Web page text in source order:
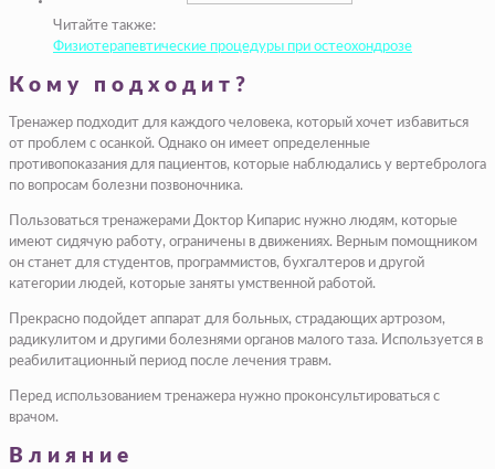
Читайте также:
Физиотерапевтические процедуры при остеохондрозе
Кому подходит?
Тренажер подходит для каждого человека, который хочет избавиться
от проблем с осанкой. Однако он имеет определенные
противопоказания для пациентов, которые наблюдались у вертебролога
по вопросам болезни позвоночника.
Пользоваться тренажерами Доктор Кипарис нужно людям, которые
имеют сидячую работу, ограничены в движениях. Верным помощником
он станет для студентов, программистов, бухгалтеров и другой
категории людей, которые заняты умственной работой.
Прекрасно подойдет аппарат для больных, страдающих артрозом,
радикулитом и другими болезнями органов малого таза. Используется в
реабилитационный период после лечения травм.
Перед использованием тренажера нужно проконсультироваться с
врачом.
Влияние